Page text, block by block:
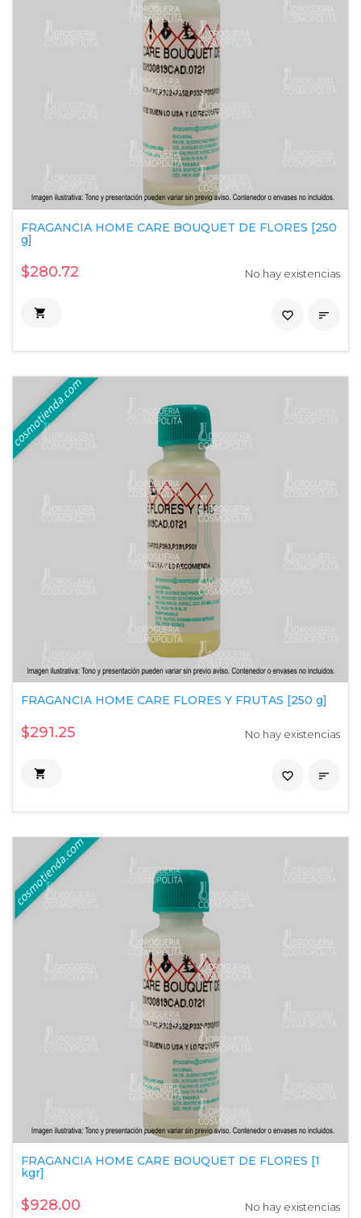
FRAGANCIA HOME CARE BOUQUET DE FLORES [250
g]
$280.72 No hay existencias
 
favorite_border
FRAGANCIA HOME CARE FLORES Y FRUTAS [250 g]
$291.25 No hay existencias
 
favorite_border
FRAGANCIA HOME CARE BOUQUET DE FLORES [1
kgr]
$928.00 No hay existencias